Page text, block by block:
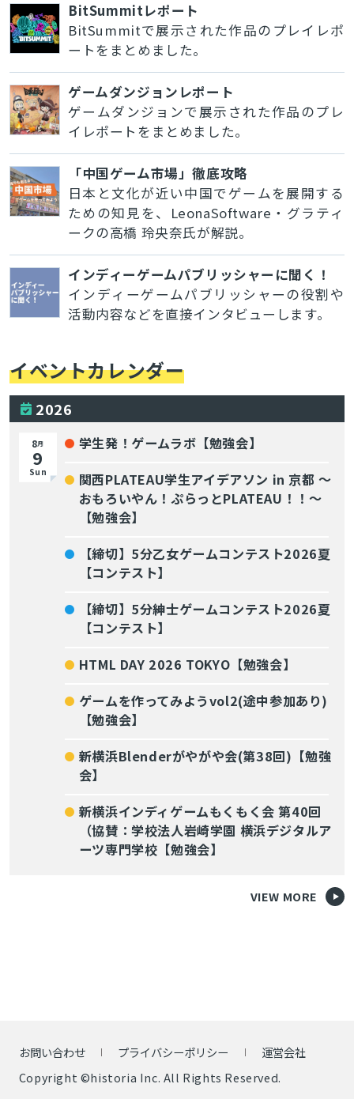
BitSummitレポート
BitSummitで展示された作品のプレイレポ
ートをまとめました。
ゲームダンジョンレポート
ゲームダンジョンで展示された作品のプレ
イレポートをまとめました。
「中国ゲーム市場」徹底攻略
日本と文化が近い中国でゲームを展開する
ための知見を、LeonaSoftware・グラティ
ークの高橋 玲央奈氏が解説。
インディーゲームパブリッシャーに聞く！
インディーゲームパブリッシャーの役割や
活動内容などを直接インタビューします。
イベントカレンダー
2026
8月
9
Sun
学生発！ゲームラボ【勉強会】
関西PLATEAU学生アイデアソン in 京都 〜
おもろいやん！ぷらっとPLATEAU！！〜
【勉強会】
【締切】5分乙女ゲームコンテスト2026夏
【コンテスト】
【締切】5分紳士ゲームコンテスト2026夏
【コンテスト】
HTML DAY 2026 TOKYO【勉強会】
ゲームを作ってみようvol2(途中参加あり)
【勉強会】
新横浜Blenderがやがや会(第38回)【勉強
会】
新横浜インディゲームもくもく会 第40回
（協賛：学校法人岩崎学園 横浜デジタルア
ーツ専門学校【勉強会】
VIEW MORE
お問い合わせ プライバシーポリシー
運営会社
Copyright ©historia Inc. All Rights Reserved.